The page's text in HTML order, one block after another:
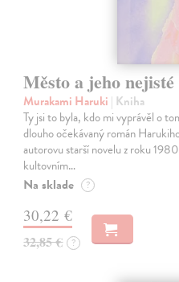
Město a jeho
Murakami Haruki | Kniha
Ty jsi to byla, kdo mi vyprávěl o
dlouho očekávaný román
autorovu starší novelu z roku
kultovním…
Na sklade ?
30,22 €
32,85 € ?